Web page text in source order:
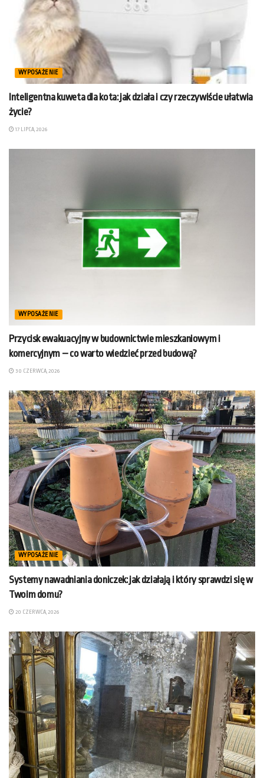
WYPOSAŻENIE
Inteligentna kuweta dla kota: jak działa i czy rzeczywiście ułatwia
życie?
17 LIPCA, 2026
WYPOSAŻENIE
Przycisk ewakuacyjny w budownictwie mieszkaniowym i
komercyjnym – co warto wiedzieć przed budową?
30 CZERWCA, 2026
WYPOSAŻENIE
Systemy nawadniania doniczek: jak działają i który sprawdzi się w
Twoim domu?
20 CZERWCA, 2026